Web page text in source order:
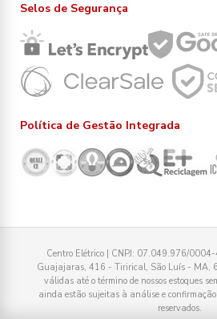
Selos de Segurança
Política de Gestão Integrada
Centro Elétrico | CNPJ: 07.049.976/0004-
Guajajaras, 416 - Tirirical, São Luís - MA,
válidas até o término de nossos estoques
ainda estão sujeitas à análise e confirmação
reservados.